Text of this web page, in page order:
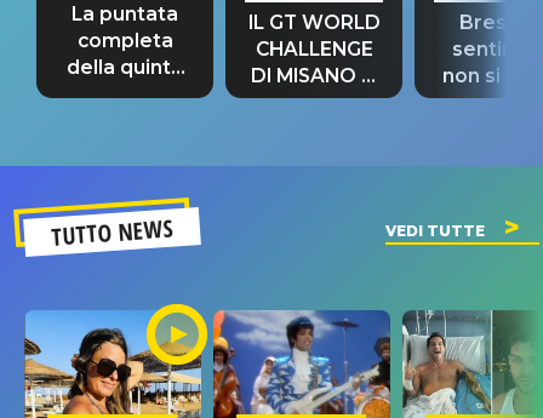
La puntata
completa
della quinta
tappa
IL GT WORLD
CHALLENGE
DI MISANO si
riconferma
Bresh:
non si
fino alla
TUTTO NEWS VEDI TUTTE